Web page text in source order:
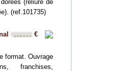
(reliure de
(ref.101735)
•••••• €
format. Ouvrage
franchises,